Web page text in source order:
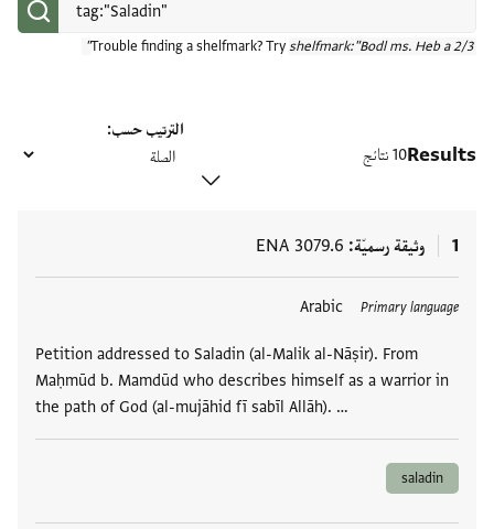
Trouble finding a shelfmark? Try shelfmark:"Bodl ms. Heb a 2/3"
Results10 نتائج
الترتيب حسب
1 وثيقة رسميّة ENA 3079.6
Primary language
Arabic
Petition addressed to Saladin (al-Malik al-Nāṣir). From
Maḥmūd b. Mamdūd who describes himself as a warrior in
the path of God (al-mujāhid fī sabīl Allāh). …
العلامات
saladin